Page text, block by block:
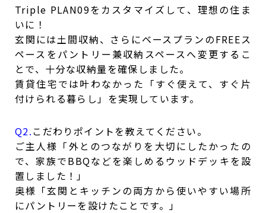
Triple PLAN09をカスタマイズして、理想の住ま
いに！
玄関には土間収納、さらにベースプランのFREEス
ペースをパントリー兼収納スペースへ変更するこ
とで、十分な収納量を確保しました。
賃貸住宅では叶わなかった「すぐ使えて、すぐ片
付けられる暮らし」を実現しています。
Q2.こだわりポイントを教えてください。
ご主人様「外とのつながりを大切にしたかったの
で、家族でBBQなどを楽しめるウッドデッキを設
置しました！」
奥様「玄関とキッチンの両方から使いやすい場所
にパントリーを設けたことです。」